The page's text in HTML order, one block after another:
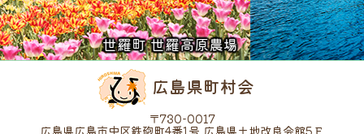
世羅町 世羅高原農場
広島県町村会
〒730-0017
広島県広島市中区鉄砲町4番1号 広島県土地改良会館5Ｆ